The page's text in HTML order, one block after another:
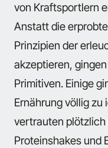
von Kraftsportlern
Anstatt die
Prinzipien der
akzeptieren,
Primitiven. Einige
Ernährung völlig zu
vertrauten
Proteinshakes und